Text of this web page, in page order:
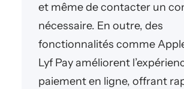
et même de contacter un
nécessaire. En outre, des
fonctionnalités comme
Lyf Pay améliorent
paiement en ligne, offrant